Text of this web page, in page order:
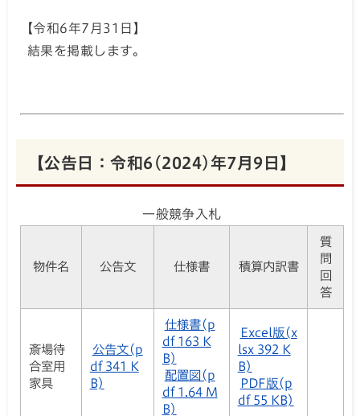
【令和6年7月31日】
結果を掲載します。
【公告日：令和6(2024)年7月9日】
一般競争入札
物件名 公告文 仕様書 積算内訳書
質
問
回
答
斎場待
合室用
家具
公告文(p
df 341 K
B)
仕様書(p
df 163 K
B)
配置図(p
df 1.64 M
B)
Excel版(x
lsx 392 K
B)
PDF版(p
df 55 KB)